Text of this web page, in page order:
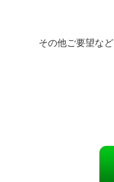
その他ご要望など